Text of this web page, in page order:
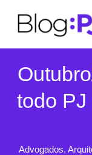
todo
Advogados,